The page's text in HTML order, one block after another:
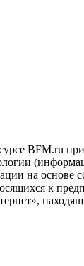
BFM.ru
на основе
к